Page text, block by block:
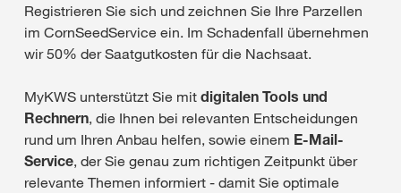
Registrieren Sie sich und zeichnen Sie Ihre Parzellen
im CornSeedService ein. Im Schadenfall übernehmen
wir 50% der Saatgutkosten für die Nachsaat.
MyKWS unterstützt Sie mit digitalen Tools und
Rechnern, die Ihnen bei relevanten Entscheidungen
rund um Ihren Anbau helfen, sowie einem E-Mail-
Service, der Sie genau zum richtigen Zeitpunkt über
relevante Themen informiert - damit Sie optimale